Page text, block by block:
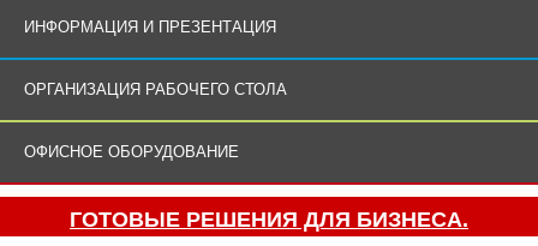
ИНФОРМАЦИЯ И ПРЕЗЕНТАЦИЯ
ОРГАНИЗАЦИЯ РАБОЧЕГО СТОЛА
ОФИСНОЕ ОБОРУДОВАНИЕ
ГОТОВЫЕ РЕШЕНИЯ ДЛЯ БИЗНЕСА.